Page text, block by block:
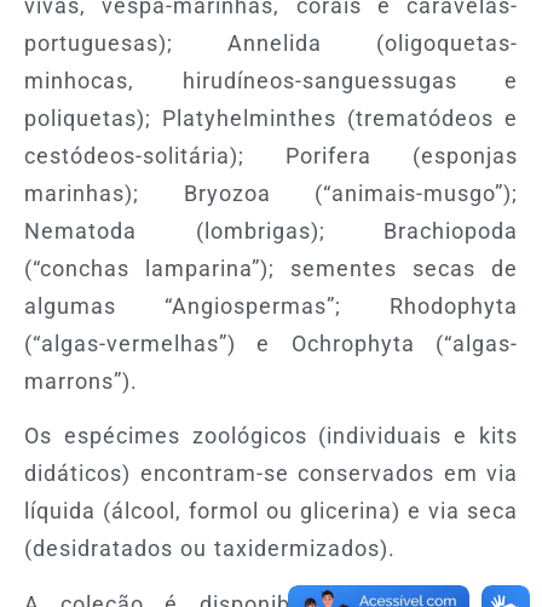
vivas, vespa-marinhas, corais e caravelas-
portuguesas); Annelida (oligoquetas-
minhocas, hirudíneos-sanguessugas e
poliquetas); Platyhelminthes (trematódeos e
cestódeos-solitária); Porifera (esponjas
marinhas); Bryozoa (“animais-musgo”);
Nematoda (lombrigas); Brachiopoda
(“conchas lamparina”); sementes secas de
algumas “Angiospermas”; Rhodophyta
(“algas-vermelhas”) e Ochrophyta (“algas-
marrons”).
Os espécimes zoológicos (individuais e kits
didáticos) encontram-se conservados em via
líquida (álcool, formol ou glicerina) e via seca
(desidratados ou taxidermizados).